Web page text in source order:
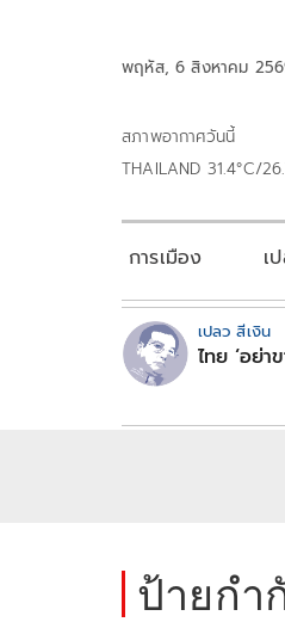
พฤหัส, 6 สิงหาคม
สภาพอากาศวันนี้
THAILAND 31.4°C/
การเมือง เ
เปลว สีเงิน
ไทย ‘อย่า
ป้ายกำ